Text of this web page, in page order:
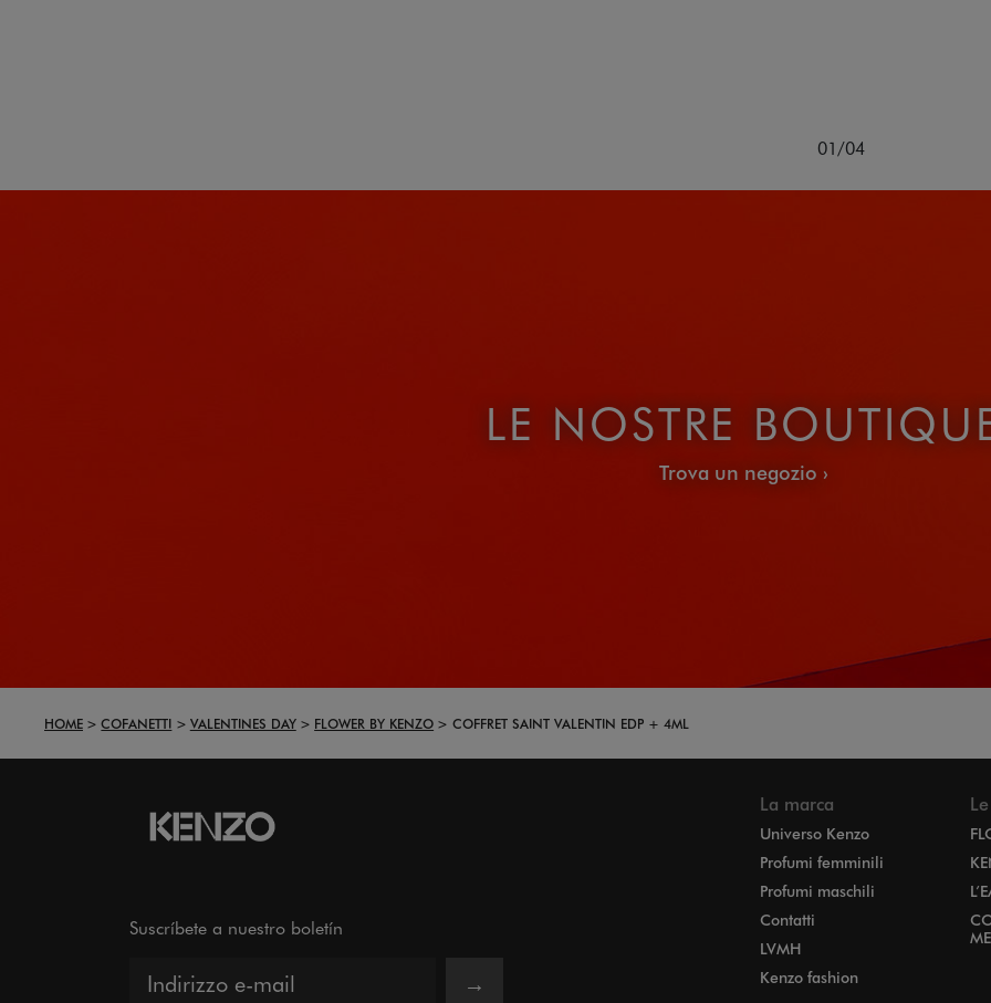
01/04
LE NOSTRE
Trova un negozio
HOME COFANETTI VALENTINES DAY FLOWER BY KENZO COFFRET SAINT VALENTIN EDP + 4ML
Suscríbete a nuestro boletín
→
La marca
Universo Kenzo
Profumi femminili
Profumi maschili
Contatti
LVMH
Kenzo fashion